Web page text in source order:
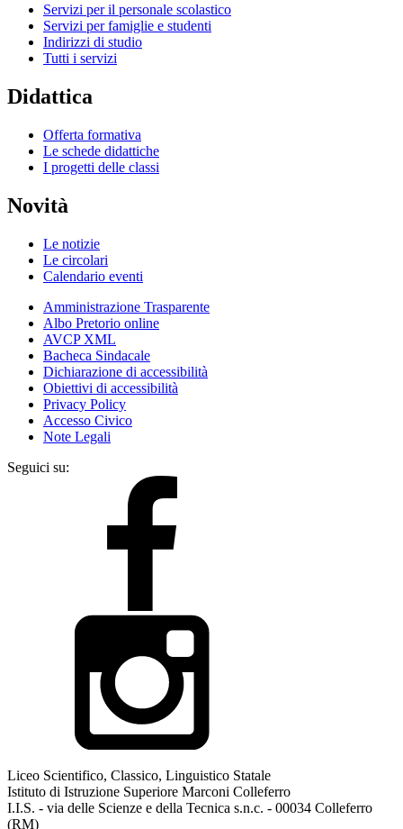
Servizi per il personale scolastico
Servizi per famiglie e studenti
Indirizzi di studio
Tutti i servizi
Didattica
Offerta formativa
Le schede didattiche
I progetti delle classi
Novità
Le notizie
Le circolari
Calendario eventi
Amministrazione Trasparente
Albo Pretorio online
AVCP XML
Bacheca Sindacale
Dichiarazione di accessibilità
Obiettivi di accessibilità
Privacy Policy
Accesso Civico
Note Legali
Seguici su:
Liceo Scientifico, Classico, Linguistico Statale
Istituto di Istruzione Superiore Marconi Colleferro
I.I.S. - via delle Scienze e della Tecnica s.n.c. - 00034 Colleferro
(RM)